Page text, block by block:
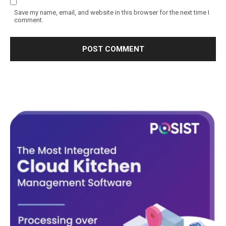
Save my name, email, and website in this browser for the next time I
comment.